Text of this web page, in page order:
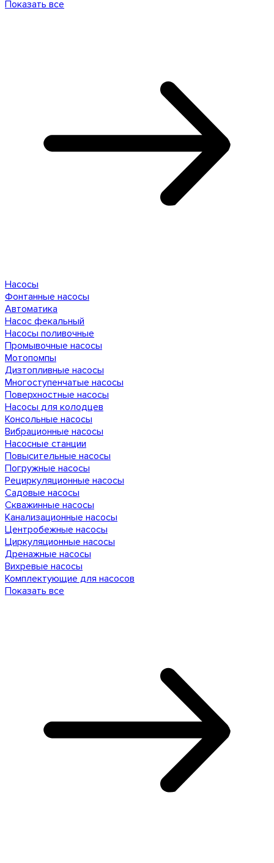
Показать все
Насосы
Фонтанные насосы
Автоматика
Насос фекальный
Насосы поливочные
Промывочные насосы
Мотопомпы
Дизтопливные насосы
Многоступенчатые насосы
Поверхностные насосы
Насосы для колодцев
Консольные насосы
Вибрационные насосы
Насосные станции
Повысительные насосы
Погружные насосы
Рециркуляционные насосы
Садовые насосы
Скважинные насосы
Канализационные насосы
Центробежные насосы
Циркуляционные насосы
Дренажные насосы
Вихревые насосы
Комплектующие для насосов
Показать все